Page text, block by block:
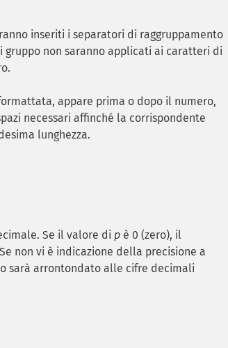
inseriti i separatori di raggruppamento
non saranno applicati ai caratteri di
appare prima o dopo il numero,
necessari affinché la corrispondente
lunghezza.
Se il valore di p è 0 (zero), il
non vi è indicazione della precisione a
sarà arrontondato alle cifre decimali